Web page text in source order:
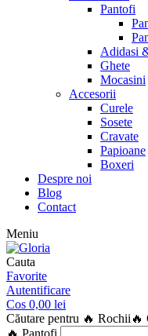
Pantofi
Adidasi
Ghete
Mocasini
Accesorii
Curele
Sosete
Cravate
Papioane
Boxeri
Despre noi
Blog
Contact
Meniu
Cauta
Favorite
Autentificare
Cos 0,00 lei
Căutare pentru 🔥 Rochii 🔥
🔥 Pantofi